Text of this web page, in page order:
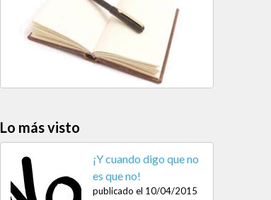
Lo más visto
¡Y cuando digo que no
es que no!
publicado el 10/04/2015